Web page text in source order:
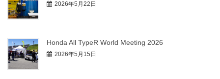
2026年5月22日
Honda All TypeR World Meeting 2026
2026年5月15日